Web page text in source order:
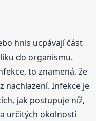
hnis ucpávají část
do organismu.
to znamená, že
nachlazení. Infekce je
jak postupuje níž,
určitých okolností